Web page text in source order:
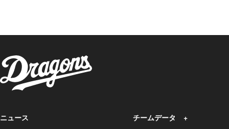
ニュース
チームデータ